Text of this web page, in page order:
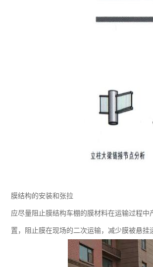
膜结构的安装和张拉
应尽量阻止膜结构车棚的膜材料在运输过程
置，阻止膜在现场的二次运输，减少膜被悬挂